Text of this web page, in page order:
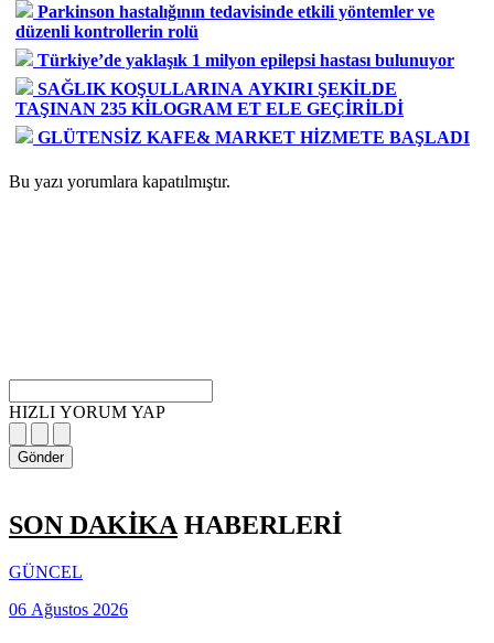
Parkinson hastalığının tedavisinde etkili yöntemler ve
düzenli kontrollerin rolü
Türkiye’de yaklaşık 1 milyon epilepsi hastası bulunuyor
SAĞLIK KOŞULLARINA AYKIRI ŞEKİLDE
TAŞINAN 235 KİLOGRAM ET ELE GEÇİRİLDİ
GLÜTENSİZ KAFE& MARKET HİZMETE BAŞLADI
Bu yazı yorumlara kapatılmıştır.
HIZLI YORUM YAP
Gönder
SON DAKİKA HABERLERİ
GÜNCEL
06 Ağustos 2026